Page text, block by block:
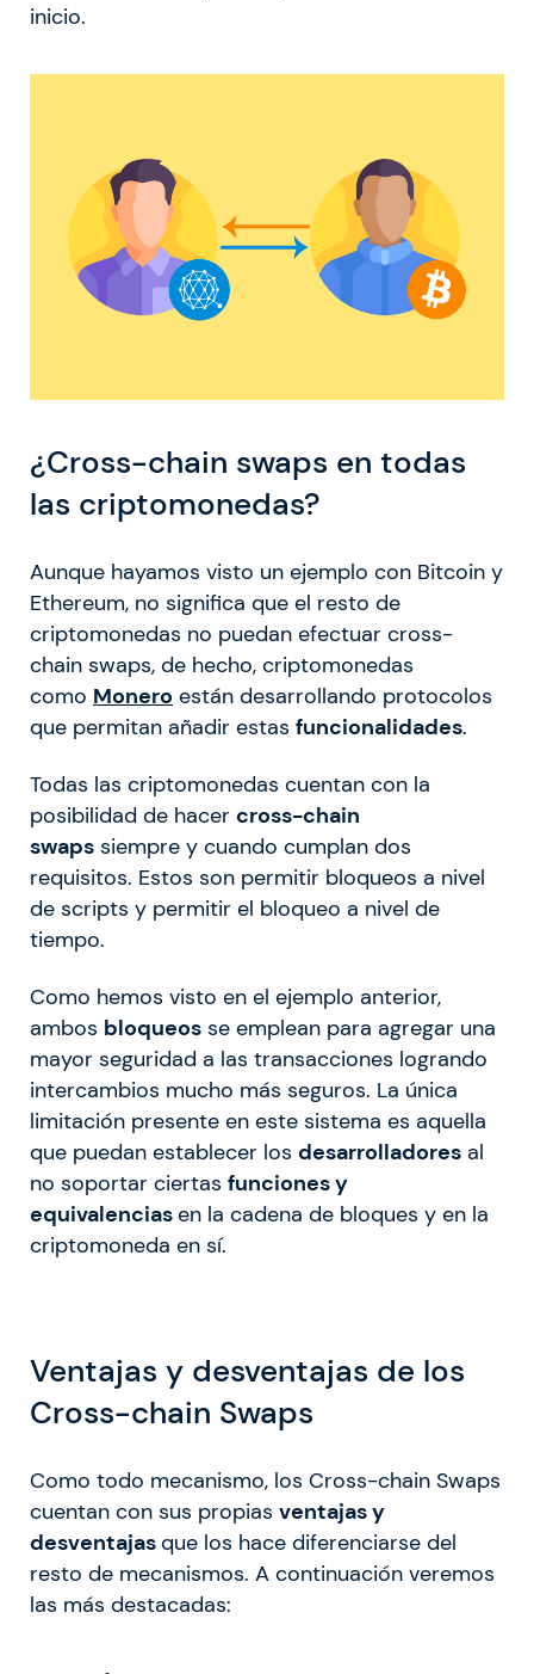
inicio.
¿Cross-chain swaps en todas
las criptomonedas?
Aunque hayamos visto un ejemplo con Bitcoin y
Ethereum, no significa que el resto de
criptomonedas no puedan efectuar cross-
chain swaps, de hecho, criptomonedas
como Monero están desarrollando protocolos
que permitan añadir estas funcionalidades.
Todas las criptomonedas cuentan con la
posibilidad de hacer cross-chain
swaps siempre y cuando cumplan dos
requisitos. Estos son permitir bloqueos a nivel
de scripts y permitir el bloqueo a nivel de
tiempo.
Como hemos visto en el ejemplo anterior,
ambos bloqueos se emplean para agregar una
mayor seguridad a las transacciones logrando
intercambios mucho más seguros. La única
limitación presente en este sistema es aquella
que puedan establecer los desarrolladores al
no soportar ciertas funciones y
equivalenciasen la cadena de bloques y en la
criptomoneda en sí.
Ventajas y desventajas de los
Cross-chain Swaps
Como todo mecanismo, los Cross-chain Swaps
cuentan con sus propias ventajas y
desventajasque los hace diferenciarse del
resto de mecanismos. A continuación veremos
las más destacadas: